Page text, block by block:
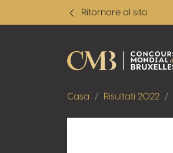
Ritornare al sito
Casa Risultati 2022